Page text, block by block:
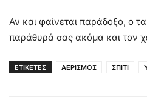
Αν και φαίνεται παράδοξο, ο
παράθυρά σας ακόμα και τον
ΕΤΙΚΕΤΕΣ ΑΕΡΙΣΜΟΣ ΣΠΙΤΙ